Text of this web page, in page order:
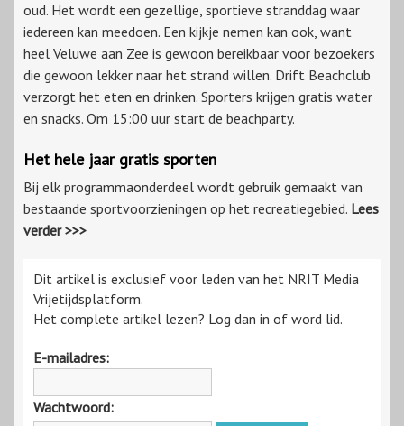
oud. Het wordt een gezellige, sportieve stranddag waar
iedereen kan meedoen. Een kijkje nemen kan ook, want
heel Veluwe aan Zee is gewoon bereikbaar voor bezoekers
die gewoon lekker naar het strand willen. Drift Beachclub
verzorgt het eten en drinken. Sporters krijgen gratis water
en snacks. Om 15:00 uur start de beachparty.
Het hele jaar gratis sporten
Bij elk programmaonderdeel wordt gebruik gemaakt van
bestaande sportvoorzieningen op het recreatiegebied. Lees
verder >>>
Dit artikel is exclusief voor leden van het NRIT Media
Vrijetijdsplatform.
Het complete artikel lezen? Log dan in of word lid.
E-mailadres:
Wachtwoord: